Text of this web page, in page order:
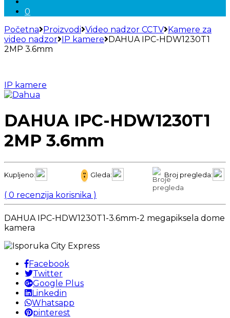
0
Početna Proizvodi Video nadzor CCTV Kamere za
video nadzor IP kamere DAHUA IPC-HDW1230T1
2MP 3.6mm
IP kamere
DAHUA IPC-HDW1230T1
2MP 3.6mm
Kupljeno: Gleda: Broj pregleda:
( 0 recenzija korisnika )
DAHUA IPC-HDW1230T1-3.6mm-2 megapiksela dome
kamera
Facebook
Twitter
Google Plus
Linkedin
Whatsapp
pinterest